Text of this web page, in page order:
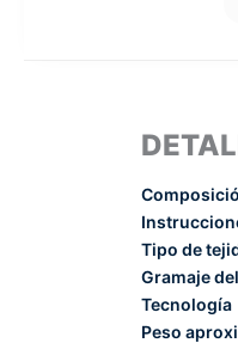
Tipo de
Gramaje
Tecnología
Peso